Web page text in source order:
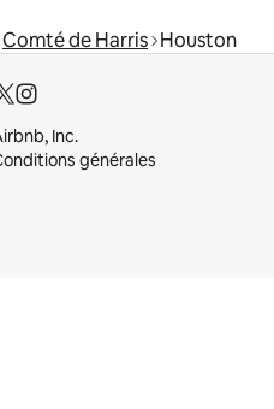
Comté de Harris Houston
Inc.
générales